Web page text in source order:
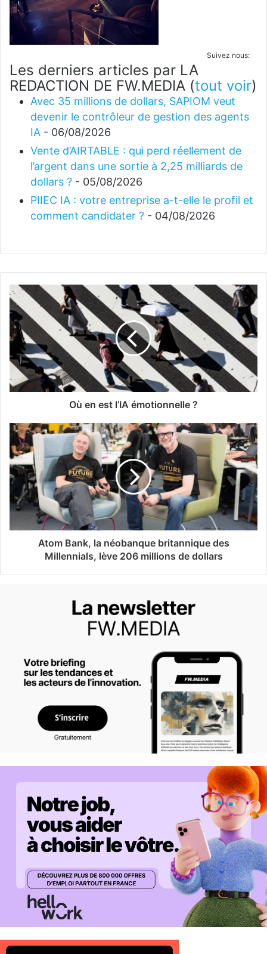
Suivez nous:
Les derniers articles par LA
REDACTION DE FW.MEDIA (tout voir)
Avec 35 millions de dollars, SAPIOM veut
devenir le contrôleur de gestion des agents
IA - 06/08/2026
Vente d’AIRTABLE : qui perd réellement de
l’argent dans une sortie à 2,25 milliards de
dollars ? - 05/08/2026
PIIEC IA : votre entreprise a-t-elle le profil et
comment candidater ? - 04/08/2026
Où en est l’IA émotionnelle ?
Atom Bank, la néobanque britannique des
Millennials, lève 206 millions de dollars